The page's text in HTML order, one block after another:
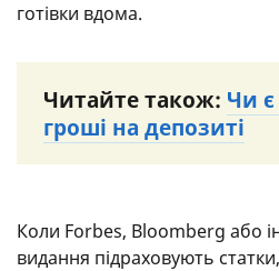
готівки вдома.
Читайте також: Чи є
гроші на депозиті
Коли Forbes, Bloomberg або
видання підраховують